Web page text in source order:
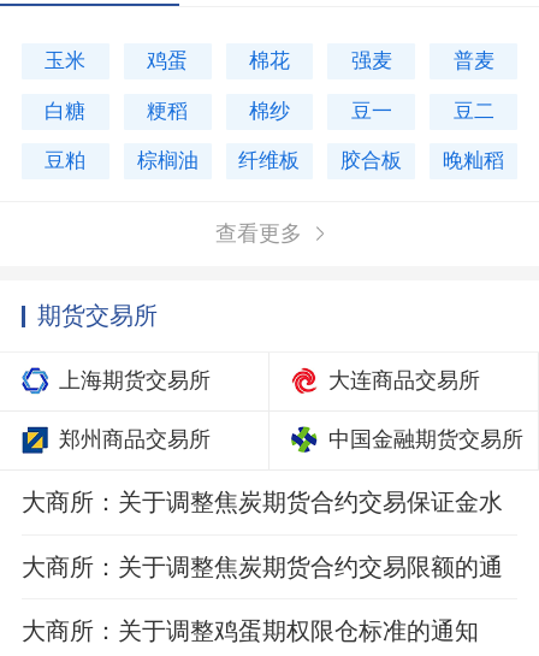
玉米 鸡蛋 棉花 强麦 普麦
白糖 粳稻 棉纱 豆一 豆二
豆粕 棕榈油 纤维板 胶合板 晚籼稻
查看更多
期货交易所
上海期货交易所 大连商品交易所
郑州商品交易所 中国金融期货交易所
大商所：关于调整焦炭期货合约交易保证金水
平的通知
大商所：关于调整焦炭期货合约交易限额的通
知
大商所：关于调整鸡蛋期权限仓标准的通知